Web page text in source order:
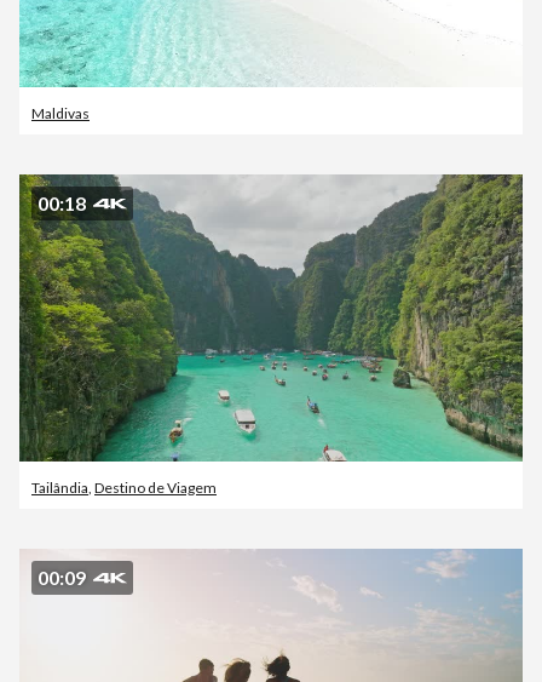
Maldivas
00:18
Tailândia Destino de Viagem
00:09